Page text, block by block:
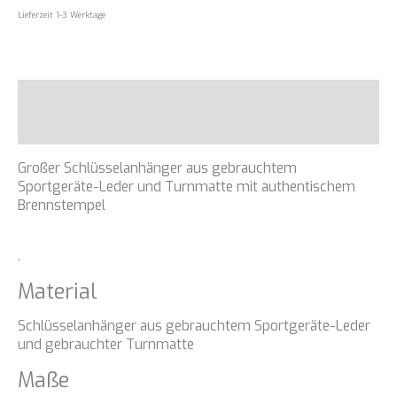
Lieferzeit 1-3 Werktage
Großer Schlüsselanhänger aus gebrauchtem
Sportgeräte-Leder und Turnmatte mit authentischem
Brennstempel
.
Material
Schlüsselanhänger aus gebrauchtem Sportgeräte-Leder
und gebrauchter Turnmatte
Maße